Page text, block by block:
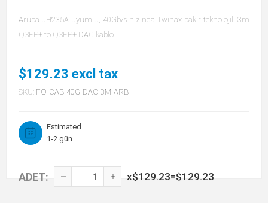
Aruba JH235A uyumlu, 40Gb/s hızında Twinax bakır teknolojili 3m
QSFP+ to QSFP+ DAC kablo.
$129.23 excl tax
SKU: FO-CAB-40G-DAC-3M-ARB
Estimated
1-2 gün
ADET: x$129.23=$129.23